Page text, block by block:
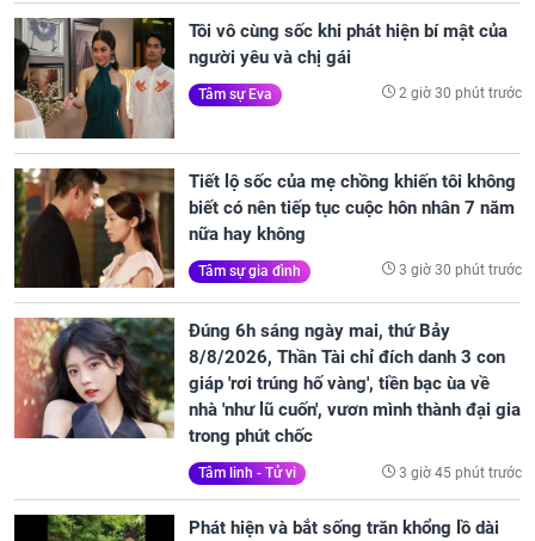
Tôi vô cùng sốc khi phát hiện bí mật của
người yêu và chị gái
Tâm sự Eva 2 giờ 30 phút trước
Tiết lộ sốc của mẹ chồng khiến tôi không
biết có nên tiếp tục cuộc hôn nhân 7 năm
nữa hay không
Tâm sự gia đình 3 giờ 30 phút trước
Đúng 6h sáng ngày mai, thứ Bảy
8/8/2026, Thần Tài chỉ đích danh 3 con
giáp 'rơi trúng hố vàng', tiền bạc ùa về
nhà 'như lũ cuốn', vươn mình thành đại gia
trong phút chốc
Tâm linh - Tử vi 3 giờ 45 phút trước
Phát hiện và bắt sống trăn khổng lồ dài